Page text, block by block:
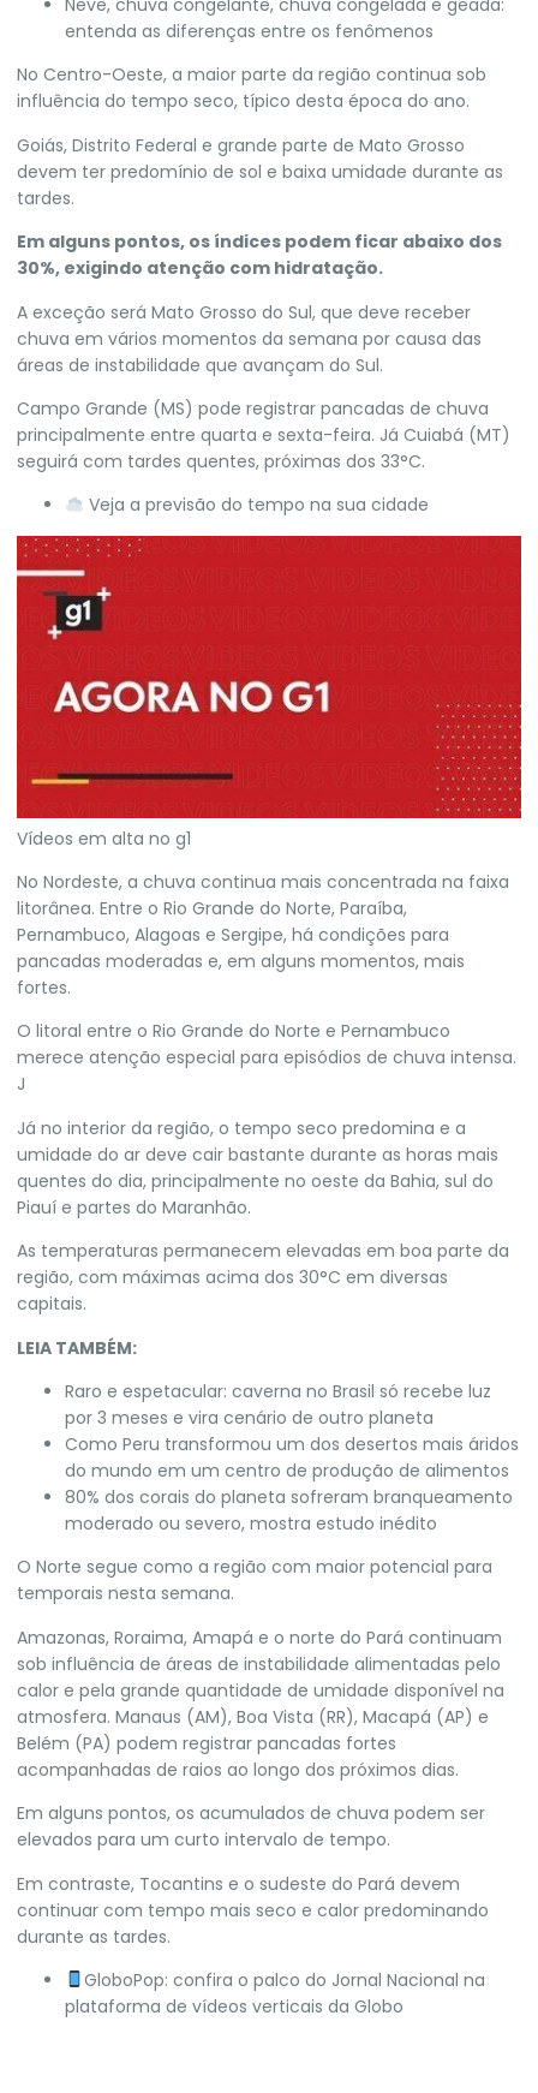
entenda as diferenças entre os fenômenos
No Centro-Oeste, a maior parte da região continua sob
influência do tempo seco, típico desta época do ano.
Goiás, Distrito Federal e grande parte de Mato Grosso
devem ter predomínio de sol e baixa umidade durante as
tardes.
Em alguns pontos, os índices podem ficar abaixo dos
30%, exigindo atenção com hidratação.
A exceção será Mato Grosso do Sul, que deve receber
chuva em vários momentos da semana por causa das
áreas de instabilidade que avançam do Sul.
Campo Grande (MS) pode registrar pancadas de chuva
principalmente entre quarta e sexta-feira. Já Cuiabá (MT)
seguirá com tardes quentes, próximas dos 33°C.
Veja a previsão do tempo na sua cidade
Vídeos em alta no g1
No Nordeste, a chuva continua mais concentrada na faixa
litorânea. Entre o Rio Grande do Norte, Paraíba,
Pernambuco, Alagoas e Sergipe, há condições para
pancadas moderadas e, em alguns momentos, mais
fortes.
O litoral entre o Rio Grande do Norte e Pernambuco
merece atenção especial para episódios de chuva intensa.
J
Já no interior da região, o tempo seco predomina e a
umidade do ar deve cair bastante durante as horas mais
quentes do dia, principalmente no oeste da Bahia, sul do
Piauí e partes do Maranhão.
As temperaturas permanecem elevadas em boa parte da
região, com máximas acima dos 30°C em diversas
capitais.
LEIA TAMBÉM:
Raro e espetacular: caverna no Brasil só recebe luz
por 3 meses e vira cenário de outro planeta
Como Peru transformou um dos desertos mais áridos
do mundo em um centro de produção de alimentos
80% dos corais do planeta sofreram branqueamento
moderado ou severo, mostra estudo inédito
O Norte segue como a região com maior potencial para
temporais nesta semana.
Amazonas, Roraima, Amapá e o norte do Pará continuam
sob influência de áreas de instabilidade alimentadas pelo
calor e pela grande quantidade de umidade disponível na
atmosfera. Manaus (AM), Boa Vista (RR), Macapá (AP) e
Belém (PA) podem registrar pancadas fortes
acompanhadas de raios ao longo dos próximos dias.
Em alguns pontos, os acumulados de chuva podem ser
elevados para um curto intervalo de tempo.
Em contraste, Tocantins e o sudeste do Pará devem
continuar com tempo mais seco e calor predominando
durante as tardes.
GloboPop: confira o palco do Jornal Nacional na
plataforma de vídeos verticais da Globo